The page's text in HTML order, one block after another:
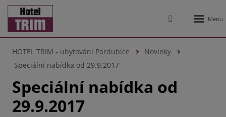
Vyhledávání
HOTEL TRIM - ubytování Pardubice
Novinky
Speciální nabídka od 29.9.2017
Speciální nabídka od
29.9.2017